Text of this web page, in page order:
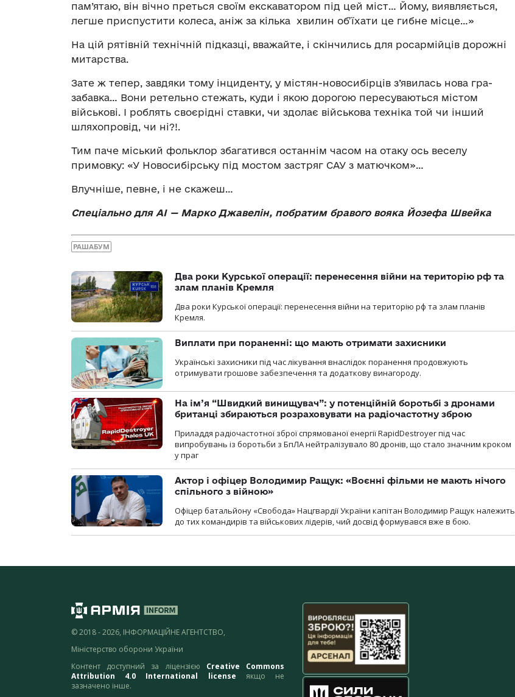
пам’ятаю, він вічно преться своїм екскаватором під цей міст… Йому, виявляється,
легше приспустити колеса, аніж за кілька хвилин об’їхати це гибне місце…»
На цій рятівній технічній підказці, вважайте, і скінчились для росармійців дорожні
митарства.
Зате ж тепер, завдяки тому інциденту, у містян-новосибірців з’явилась нова гра-
забавка… Вони ретельно стежать, куди і якою дорогою пересуваються містом
військові. І роблять своєрідні ставки, чи здолає військова техніка той чи інший
шляхопровід, чи ні?!.
Тим паче міський фольклор збагатився останнім часом на отаку ось веселу
примовку: «У Новосибірську під мостом застряг САУ з матючком»…
Влучніше, певне, і не скажеш…
Спеціально для АІ — Марко Джавелін, побратим бравого вояка Йозефа Швейка
РАШАБУМ
Два роки Курської операції: перенесення війни на територію рф та
злам планів Кремля
Два роки Курської операції: перенесення війни на територію рф та злам планів
Кремля.
Виплати при пораненні: що мають отримати захисники
Українські захисники під час лікування внаслідок поранення продовжують
отримувати грошове забезпечення та додаткову винагороду.
На ім’я “Швидкий винищувач”: у потенційній боротьбі з дронами
британці збираються розраховувати на радіочастотну зброю
Приладдя радіочастотної зброї спрямованої енергії RapidDestroyer під час
випробувань із боротьби з БпЛА нейтралізувало 80 дронів, що стало значним кроком
у праг
Актор і офіцер Володимир Ращук: «Воєнні фільми не мають нічого
спільного з війною»
Офіцер батальйону «Свобода» Нацгвардії України капітан Володимир Ращук належить
до тих командирів та військових лідерів, чий досвід формувався вже в бою.
© 2018 - 2026, ІНФОРМАЦІЙНЕ АГЕНТСТВО,
Міністерство оборони України
Контент доступний за ліцензією Creative Commons
Attribution 4.0 International license якщо не
зазначено інше.